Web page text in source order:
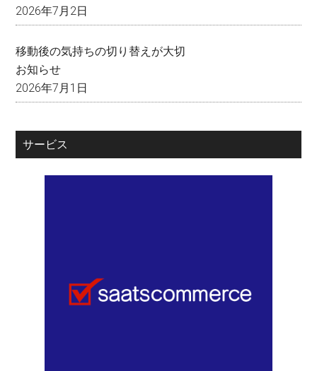
2026年7月2日
移動後の気持ちの切り替えが大切
お知らせ
2026年7月1日
サービス